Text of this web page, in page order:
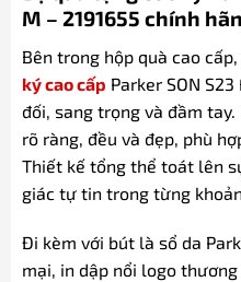
M – 2191655 chính
Bên trong hộp quà cao
ký cao cấp Parker SON
đối, sang trọng và đầm
rõ ràng, đều và đẹp, phù
Thiết kế tổng thể toát lên
giác tự tin trong từng
Đi kèm với bút là sổ da
mại, in dập nổi logo